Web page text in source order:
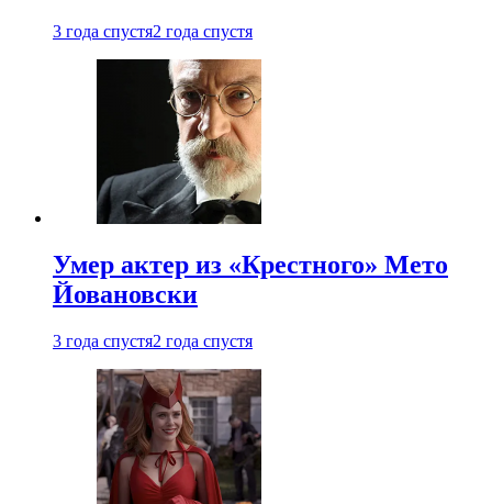
3 года спустя2 года спустя
Умер актер из «Крестного» Мето
Йовановски
3 года спустя2 года спустя